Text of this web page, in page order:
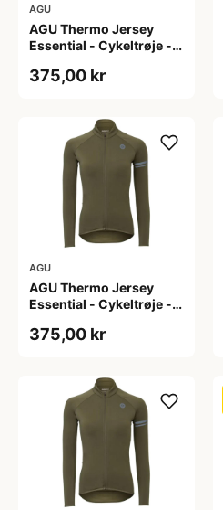
AGU
AGU Thermo Jersey
Essential - Cykeltrøje -
L
375,00 kr
AGU
AGU Thermo Jersey
Essential - Cykeltrøje -
S
375,00 kr